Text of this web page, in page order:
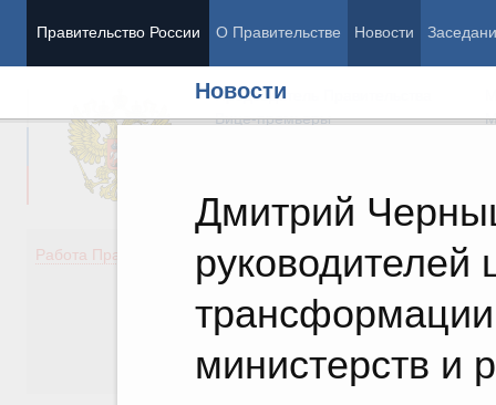
Правительство России О Правительстве Новости
Новости
Дмитрий
руководителей
министерств и
Председатель Правительства
Вице-премьеры
Работа Правительства
Демография
Здоровье
Образование
Культура
Государство